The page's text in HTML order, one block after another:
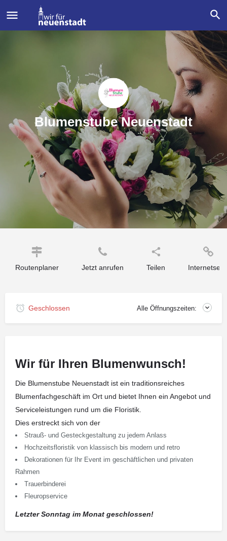
Blumenstube Neuenstadt
Routenplaner Jetzt anrufen Teilen
Geschlossen Alle Öffnungszeiten:
Wir für Ihren Blumenwunsch!
Die Blumenstube Neuenstadt ist ein traditionsreiches
Blumenfachgeschäft im Ort und bietet Ihnen ein Angebot und
Serviceleistungen rund um die Floristik.
Dies erstreckt sich von der
Strauß- und Gesteckgestaltung zu jedem Anlass
Hochzeitsfloristik von klassisch bis modern und retro
Dekorationen für Ihr Event im geschäftlichen und privaten
Rahmen
Trauerbinderei
Fleuropservice
Letzter Sonntag im Monat geschlossen!